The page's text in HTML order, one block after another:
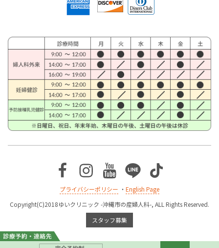
Facebook
Instagram
Youtube
LineTikTok
プライバシーポリシー ・ English Page
Copyright(C)2018ゆいクリニック -沖縄市の産婦人科-, ALL Rights Reserved.
スタッフ募集